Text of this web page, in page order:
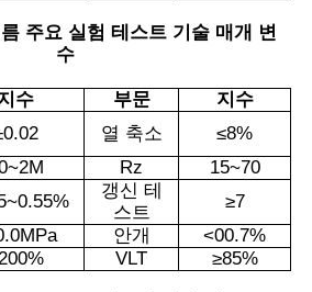
주요 실험 테스트 기술 매개 변
수
수 부문
지수
0.02 열 축소 ≤8%
Rz
15~70
갱신 테
스트
≥7
안개 <00.7%
VLT ≥85%